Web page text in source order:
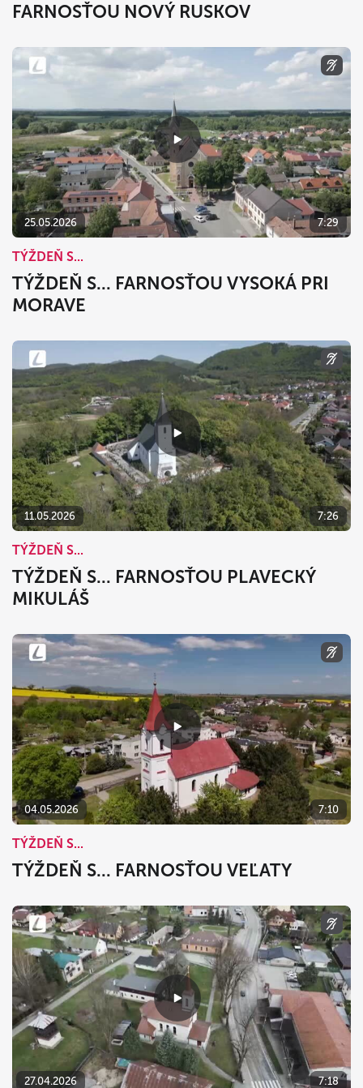
FARNOSŤOU NOVÝ RUSKOV
25.05.2026 7:29
TÝŽDEŇ S...
TÝŽDEŇ S... FARNOSŤOU VYSOKÁ PRI
MORAVE
11.05.2026 7:26
TÝŽDEŇ S...
TÝŽDEŇ S... FARNOSŤOU PLAVECKÝ
MIKULÁŠ
04.05.2026 7:10
TÝŽDEŇ S...
TÝŽDEŇ S... FARNOSŤOU VEĽATY
27.04.2026 7:18